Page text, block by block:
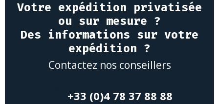
Votre expédition privatisée
ou sur mesure ?
Des informations sur votre
expédition ?
Contactez nos conseillers
+33 (0)4 78 37 88 88